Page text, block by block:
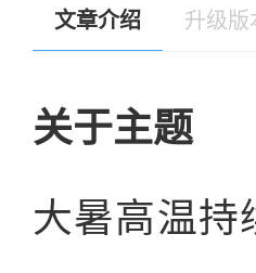
文章介绍 升级版
关于主题
大暑高温持